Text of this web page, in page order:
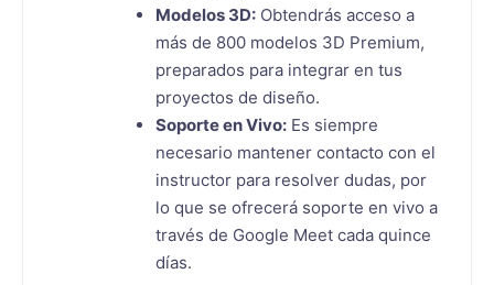
Modelos 3D: Obtendrás acceso a
más de 800 modelos 3D Premium,
preparados para integrar en tus
proyectos de diseño.
Soporte en Vivo: Es siempre
necesario mantener contacto con el
instructor para resolver dudas, por
lo que se ofrecerá soporte en vivo a
través de Google Meet cada quince
días.